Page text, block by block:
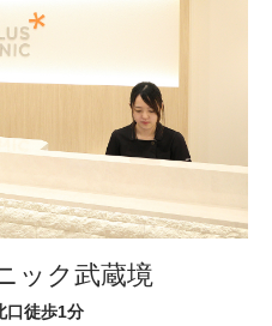
ック武蔵境
口徒歩1分